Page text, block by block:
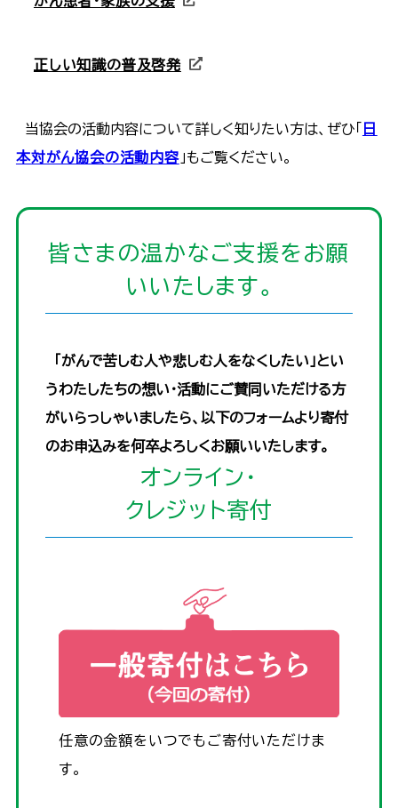
正しい知識の普及啓発
当協会の活動内容について詳しく知りたい方は、ぜひ「
日
本対がん協会の活動内容」もご覧ください。
皆さまの温かなご支援をお願
いいたします｡
「がんで苦しむ人や悲しむ人をなくしたい」とい
うわたしたちの想い・活動にご賛同いただける方
がいらっしゃいましたら、以下のフォームより寄付
のお申込みを何卒よろしくお願いいたします。
オンライン・
クレジット寄付
任意の金額をいつでもご寄付いただけま
す。